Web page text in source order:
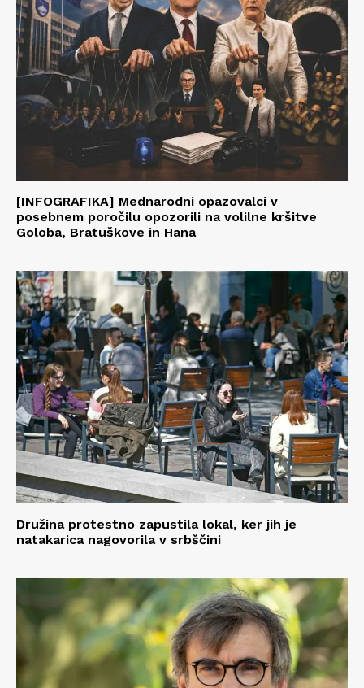
[INFOGRAFIKA] Mednarodni opazovalci v
posebnem poročilu opozorili na volilne kršitve
Goloba, Bratuškove in Hana
Družina protestno zapustila lokal, ker jih je
natakarica nagovorila v srbščini